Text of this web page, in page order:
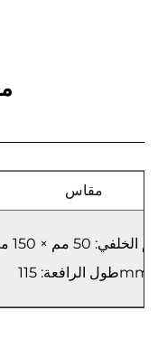
مقاس
50 مم × 150 مم
طول الرافعة: 115mm